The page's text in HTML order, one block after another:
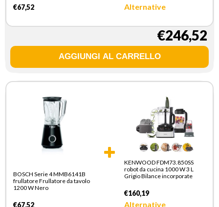
€67,52 Alternative
€246,52
BOSCH Serie 4 MMB6141B
frullatore Frullatore da tavolo
1200 W Nero
€67,52
KENWOOD FDM73.850SS
robot da cucina 1000 W 3 L
Grigio Bilance incorporate
€160,19
Alternative